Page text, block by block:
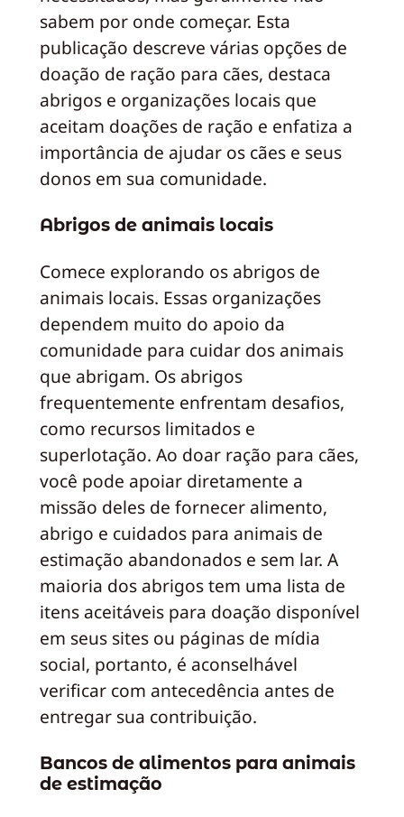
sabem por onde começar. Esta
publicação descreve várias opções de
doação de ração para cães, destaca
abrigos e organizações locais que
aceitam doações de ração e enfatiza a
importância de ajudar os cães e seus
donos em sua comunidade.
Abrigos de animais locais
Comece explorando os abrigos de
animais locais. Essas organizações
dependem muito do apoio da
comunidade para cuidar dos animais
que abrigam. Os abrigos
frequentemente enfrentam desafios,
como recursos limitados e
superlotação. Ao doar ração para cães,
você pode apoiar diretamente a
missão deles de fornecer alimento,
abrigo e cuidados para animais de
estimação abandonados e sem lar. A
maioria dos abrigos tem uma lista de
itens aceitáveis para doação disponível
em seus sites ou páginas de mídia
social, portanto, é aconselhável
verificar com antecedência antes de
entregar sua contribuição.
Bancos de alimentos para animais
de estimação